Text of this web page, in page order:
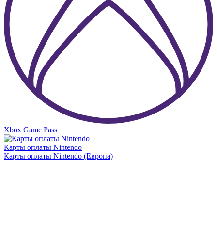
Xbox Game Pass
Карты оплаты Nintendo
Карты оплаты Nintendo (Европа)